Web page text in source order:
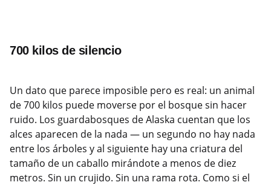
700 kilos de silencio
Un dato que parece imposible pero es real: un animal
de 700 kilos puede moverse por el bosque sin hacer
ruido. Los guardabosques de Alaska cuentan que los
alces aparecen de la nada — un segundo no hay nada
entre los árboles y al siguiente hay una criatura del
tamaño de un caballo mirándote a menos de diez
metros. Sin un crujido. Sin una rama rota. Como si el